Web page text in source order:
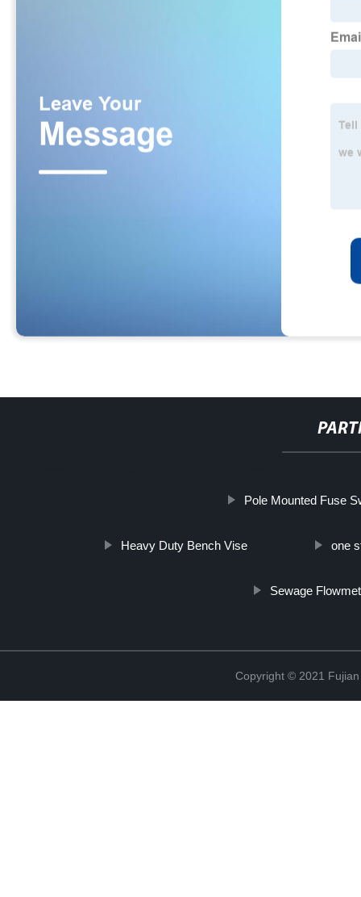
Pole Mounted Fuse
Heavy Duty Bench Vise one
Sewage
Copyright © 2021